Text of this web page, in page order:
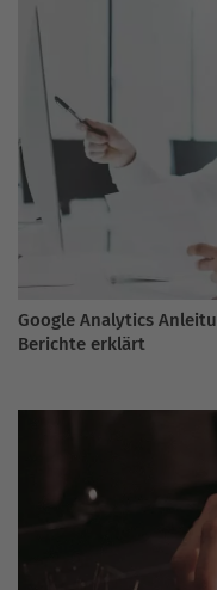
Google Analytics
Berichte erklärt